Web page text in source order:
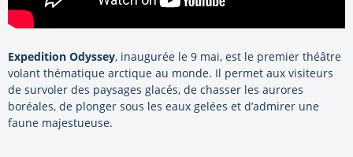
Expedition Odyssey, inaugurée le 9 mai, est le premier théâtre
volant thématique arctique au monde. Il permet aux visiteurs
de survoler des paysages glacés, de chasser les aurores
boréales, de plonger sous les eaux gelées et d’admirer une
faune majestueuse.